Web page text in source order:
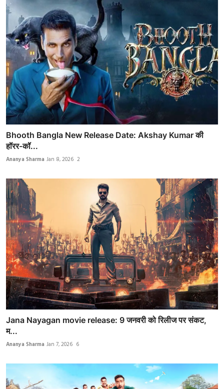
Bhooth Bangla New Release Date: Akshay Kumar की
हॉरर-कॉ...
Ananya Sharma Jan 8, 2026 2
Jana Nayagan movie release: 9 जनवरी को रिलीज पर संकट,
म...
Ananya Sharma Jan 7, 2026 6